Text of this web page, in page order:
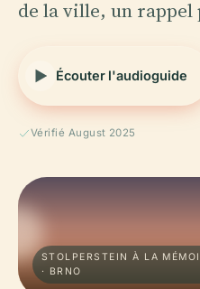
de la ville, un
Écouter l'audioguide
Vérifié August 2025
STOLPERSTEIN À LA
· BRNO